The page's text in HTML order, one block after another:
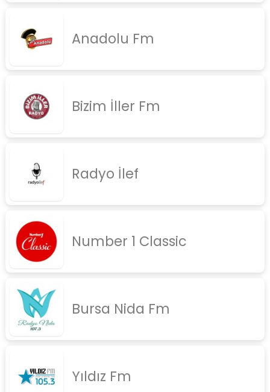
Gizlilik PolitikasıAnadolu Fm
Bizim İller Fm
Radyo İlef
Number 1 Classic
Bursa Nida Fm
Yıldız Fm